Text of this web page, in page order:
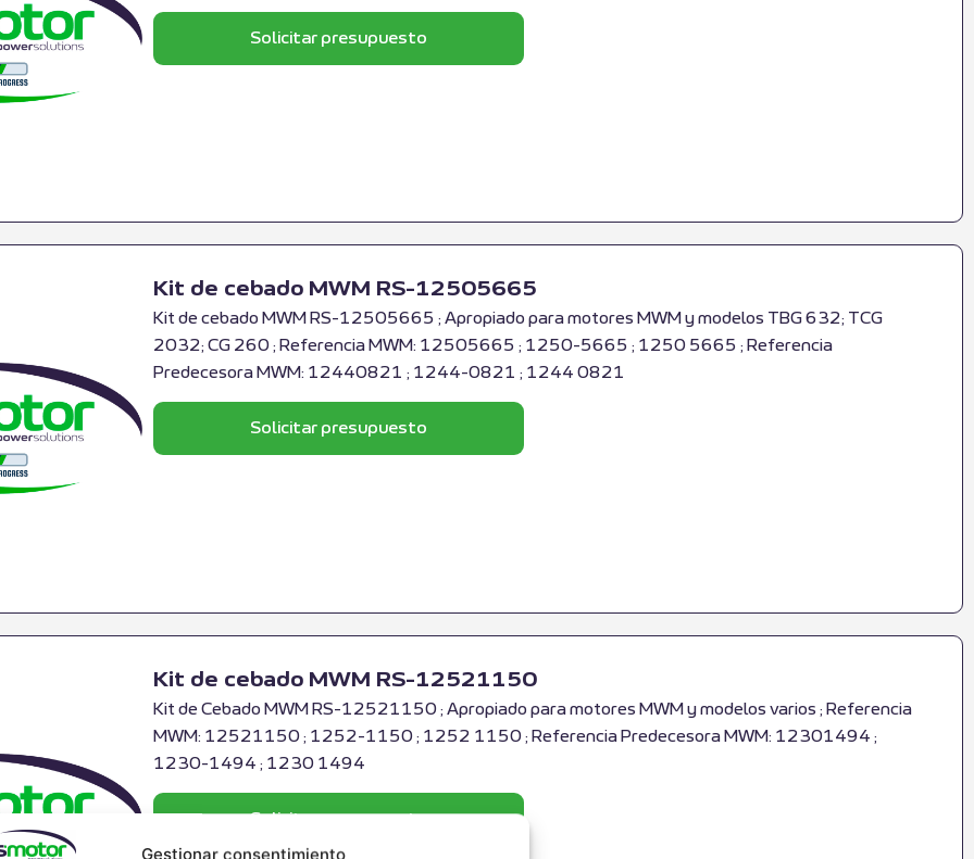
Gestionar consentimiento
Solicitar presupuesto
Kit de cebado MWM RS-12505665
Kit de cebado MWM RS-12505665 ; Apropiado para motores MWM y modelos TBG 632; TCG
2032; CG 260 ; Referencia MWM: 12505665 ; 1250-5665 ; 1250 5665 ; Referencia
Predecesora MWM: 12440821 ; 1244-0821 ; 1244 0821
Solicitar presupuesto
Kit de cebado MWM RS-12521150
Kit de Cebado MWM RS-12521150 ; Apropiado para motores MWM y modelos varios ; Referencia
MWM: 12521150 ; 1252-1150 ; 1252 1150 ; Referencia Predecesora MWM: 12301494 ;
1230-1494 ; 1230 1494
Solicitar presupuesto